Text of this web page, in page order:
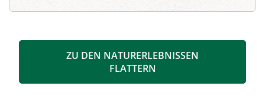
Biosphärenpark-Ranger zahlreiche
ZU DEN NATURERLEBNISSEN
FLATTERN